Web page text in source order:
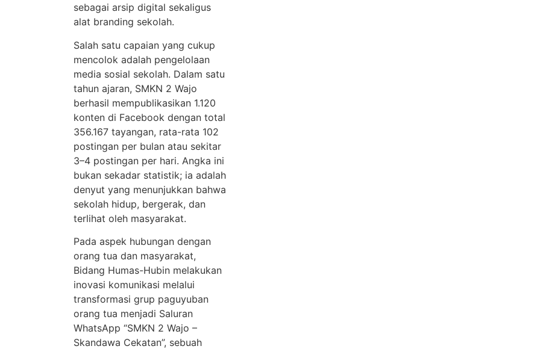
sebagai arsip digital sekaligus
alat branding sekolah.
Salah satu capaian yang cukup
mencolok adalah pengelolaan
media sosial sekolah. Dalam satu
tahun ajaran, SMKN 2 Wajo
berhasil mempublikasikan 1.120
konten di Facebook dengan total
356.167 tayangan, rata-rata 102
postingan per bulan atau sekitar
3–4 postingan per hari. Angka ini
bukan sekadar statistik; ia adalah
denyut yang menunjukkan bahwa
sekolah hidup, bergerak, dan
terlihat oleh masyarakat.
Pada aspek hubungan dengan
orang tua dan masyarakat,
Bidang Humas-Hubin melakukan
inovasi komunikasi melalui
transformasi grup paguyuban
orang tua menjadi Saluran
WhatsApp “SMKN 2 Wajo –
Skandawa Cekatan”, sebuah